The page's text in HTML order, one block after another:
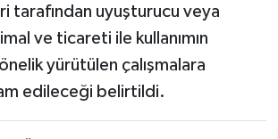
tarafından uyuşturucu veya
ve ticareti ile kullanımın
yürütülen çalışmalara
edileceği belirtildi.